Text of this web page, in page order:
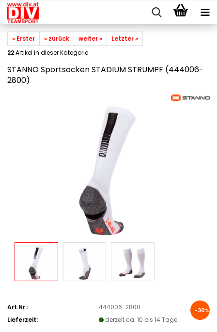
« Erster « zurück weiter »
Letzter »
22Artikel in dieser Kategorie
STANNO Sportsocken STADIUM STRUMPF (444006-
2800)
-30%
Art.Nr.:
444006-2800
Lieferzeit:
derzeit ca. 10 bis 14 Tage